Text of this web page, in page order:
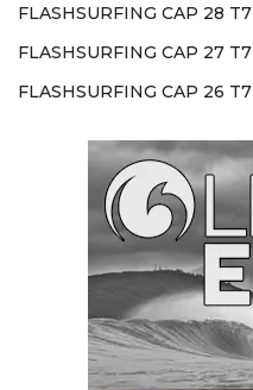
FLASHSURFING CAP 28 T7
FLASHSURFING CAP 27 T7
FLASHSURFING CAP 26 T7